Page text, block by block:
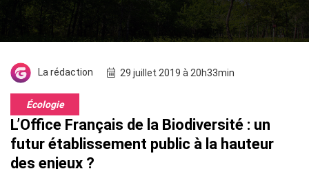
La rédaction 29 juillet 2019 à 20h33min
Écologie
L’Office Français de la Biodiversité : un
futur établissement public à la hauteur
des enjeux ?